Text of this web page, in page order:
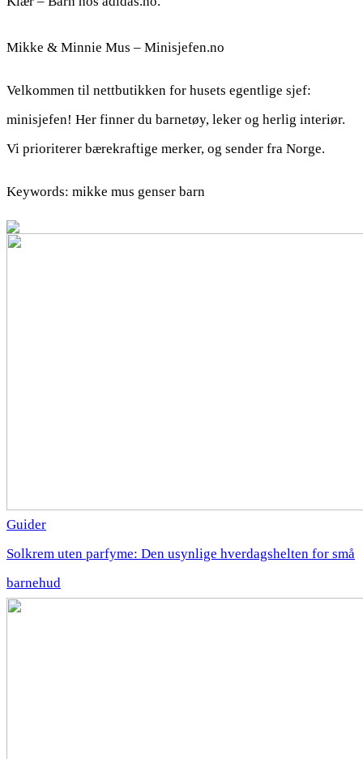
Mikke & Minnie Mus – Minisjefen.no
Velkommen til nettbutikken for husets egentlige sjef:
minisjefen! Her finner du barnetøy, leker og herlig interiør.
Vi prioriterer bærekraftige merker, og sender fra Norge.
Keywords: mikke mus genser barn
Guider
Solkrem uten parfyme: Den usynlige hverdagshelten for små
barnehud